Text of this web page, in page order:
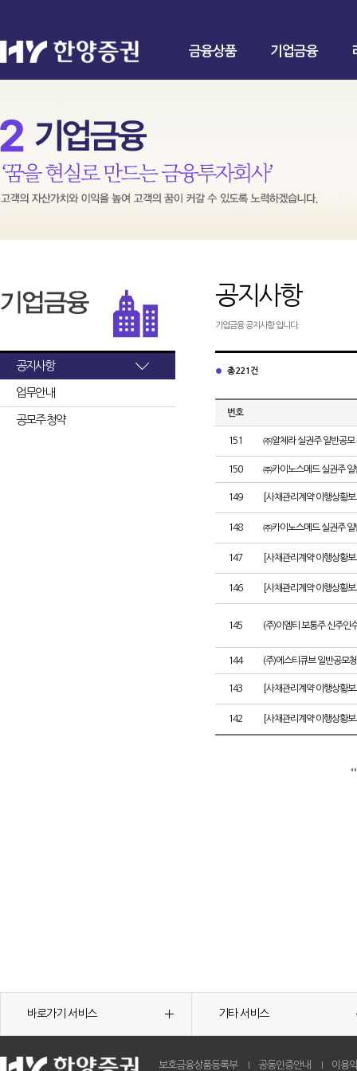
금융상품 기업금융
공지사항
업무안내
공모주 청약
공지사항
기업금융 공지사항 입니다.
총 221건
번호
151 ㈜알체라 실권주 일반공모
150 ㈜카이노스메드 실권주 일
149 [사채관리계약 이행상황
148 ㈜카이노스메드 실권주 일
147 [사채관리계약 이행상황
146 [사채관리계약 이행상황
145 (주)이엠티 보통주 신주인
144 (주)에스티큐브 일반공모
143 [사채관리계약 이행상황
142 [사채관리계약 이행상황
바로가기 서비스 기타 서비스
보호금융상품등록부 공동인증안내 이용